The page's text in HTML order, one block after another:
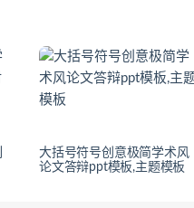
大括号符号创意极简学术风
论文答辩ppt模板,主题模板